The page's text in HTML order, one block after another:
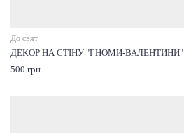
До свят
ДЕКОР НА СТІНУ "ГНОМИ-ВАЛЕНТИНИ"
500 грн